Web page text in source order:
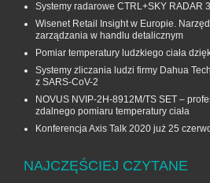
Systemy radarowe CTRL+SKY RADAR
Wisenet Retail Insight w Europie.
zarządzania w handlu detalicznym
Pomiar temperatury ludzkiego ciała
Systemy zliczania ludzi firmy Dahua
z SARS-CoV-2
NOVUS NVIP-2H-8912M/TS SET –
zdalnego pomiaru temperatury ciała
Konferencja Axis Talk 2020 już 25
NAJCZĘŚCIEJ CZYTANE